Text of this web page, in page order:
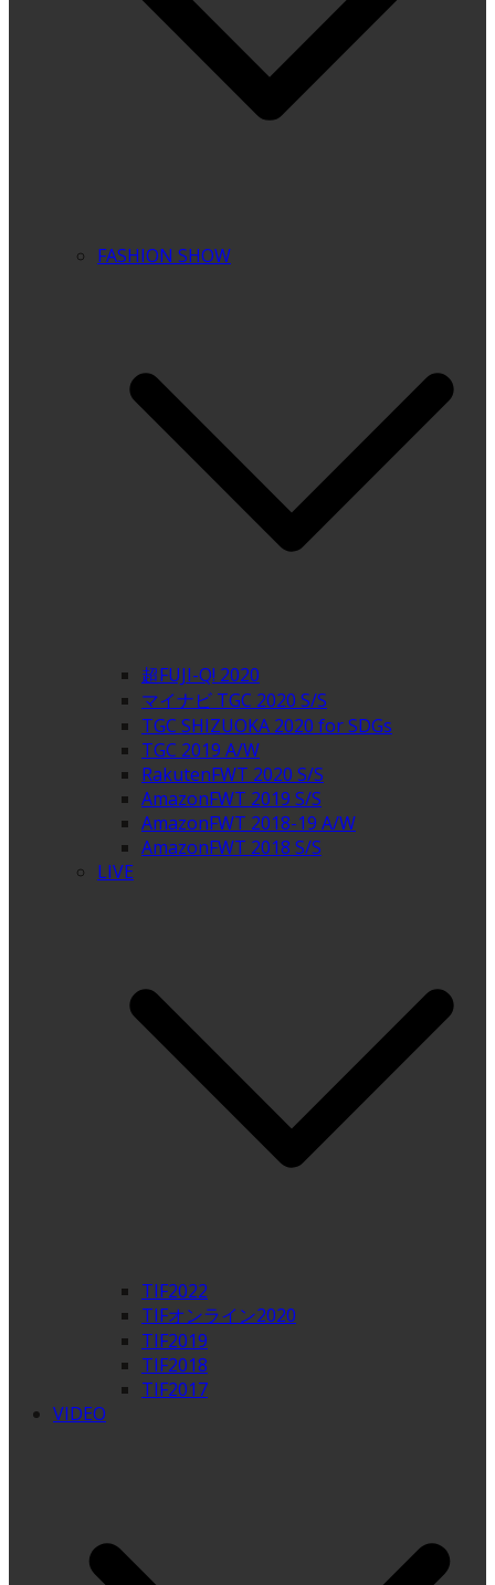
FASHION SHOW
超FUJI-Q! 2020
マイナビ TGC 2020 S/S
TGC SHIZUOKA 2020 for SDGs
TGC 2019 A/W
RakutenFWT 2020 S/S
AmazonFWT 2019 S/S
AmazonFWT 2018-19 A/W
AmazonFWT 2018 S/S
LIVE
TIF2022
TIFオンライン2020
TIF2019
TIF2018
TIF2017
VIDEO